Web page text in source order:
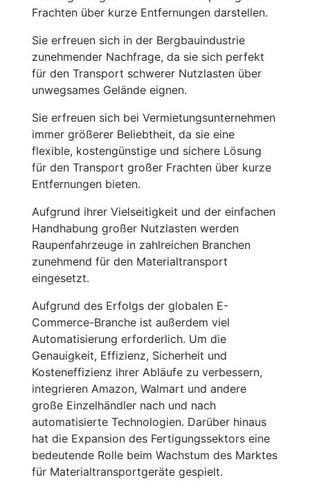
Frachten über kurze Entfernungen darstellen.
Sie erfreuen sich in der Bergbauindustrie
zunehmender Nachfrage, da sie sich perfekt
für den Transport schwerer Nutzlasten über
unwegsames Gelände eignen.
Sie erfreuen sich bei Vermietungsunternehmen
immer größerer Beliebtheit, da sie eine
flexible, kostengünstige und sichere Lösung
für den Transport großer Frachten über kurze
Entfernungen bieten.
Aufgrund ihrer Vielseitigkeit und der einfachen
Handhabung großer Nutzlasten werden
Raupenfahrzeuge in zahlreichen Branchen
zunehmend für den Materialtransport
eingesetzt.
Aufgrund des Erfolgs der globalen E-
Commerce-Branche ist außerdem viel
Automatisierung erforderlich. Um die
Genauigkeit, Effizienz, Sicherheit und
Kosteneffizienz ihrer Abläufe zu verbessern,
integrieren Amazon, Walmart und andere
große Einzelhändler nach und nach
automatisierte Technologien. Darüber hinaus
hat die Expansion des Fertigungssektors eine
bedeutende Rolle beim Wachstum des Marktes
für Materialtransportgeräte gespielt.